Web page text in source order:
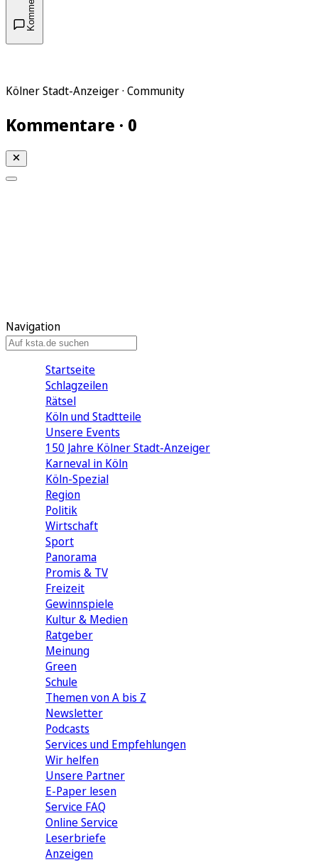
Kölner Stadt-Anzeiger · Community
Kommentare · 0
Navigation
Startseite
Schlagzeilen
Rätsel
Köln und Stadtteile
Unsere Events
150 Jahre Kölner Stadt-Anzeiger
Karneval in Köln
Köln-Spezial
Region
Politik
Wirtschaft
Sport
Panorama
Promis & TV
Freizeit
Gewinnspiele
Kultur & Medien
Ratgeber
Meinung
Green
Schule
Themen von A bis Z
Newsletter
Podcasts
Services und Empfehlungen
Wir helfen
Unsere Partner
E-Paper lesen
Service FAQ
Online Service
Leserbriefe
Anzeigen